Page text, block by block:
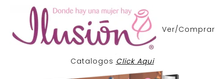
Ver/Comprar
Catalogos Click Aqui